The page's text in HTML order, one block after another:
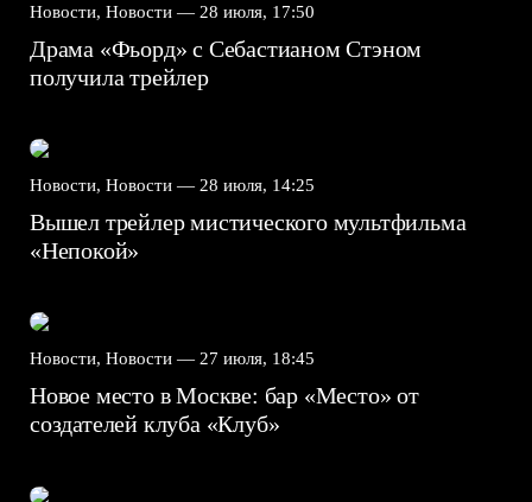
Новости, Новости — 28 июля, 17:50
Драма «Фьорд» с Себастианом Стэном
получила трейлер
Новости, Новости — 28 июля, 14:25
Вышел трейлер мистического мультфильма
«Непокой»
Новости, Новости — 27 июля, 18:45
Новое место в Москве: бар «Место» от
создателей клуба «Клуб»